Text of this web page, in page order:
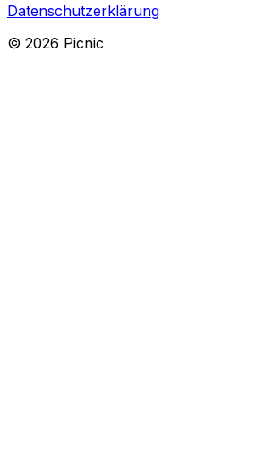
Datenschutzerklärung
© 2026 Picnic